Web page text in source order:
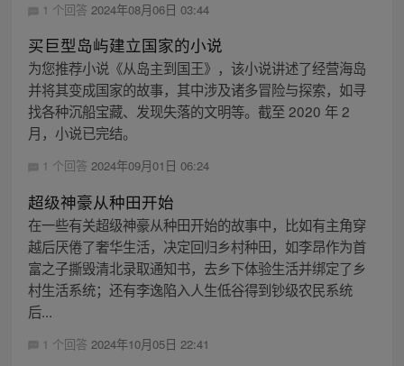
1 个回答 2024年08月06日 03:44
买巨型岛屿建立国家的小说
为您推荐小说《从岛主到国王》，该小说讲述了经营海岛
并将其变成国家的故事，其中涉及诸多冒险与探索，如寻
找各种沉船宝藏、发现失落的文明等。截至 2020 年 2
月，小说已完结。
1 个回答 2024年09月01日 06:24
超级神豪从种田开始
在一些有关超级神豪从种田开始的故事中，比如有主角穿
越后厌倦了奢华生活，决定回归乡村种田，如李昂作为首
富之子撕毁清北录取通知书，去乡下体验生活并绑定了乡
村生活系统；还有李逸陷入人生低谷得到钞级农民系统
后...
1 个回答 2024年10月05日 22:41